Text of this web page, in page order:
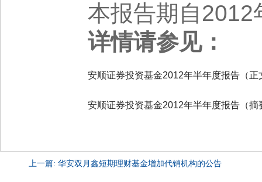
本报告期自2012
详情请参见：
安顺证券投资基金2012年半年度报告（正
安顺证券投资基金2012年半年度报告（摘
上一篇: 华安双月鑫短期理财基金增加代销机构的公告